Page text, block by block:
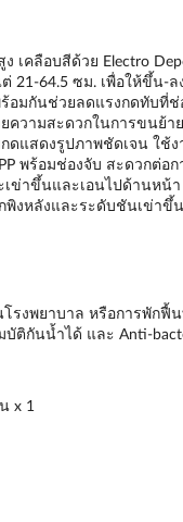
เคลือบสีด้วย Electro
21-64.5 ซม. เพื่อให้ขึ้น-
มกันช่วยลดแรงกดทับที่ช่
ยความสะดวกในการขน
ดแสดงรูปภาพชัดเจน ใช้
พร้อมช่องจับ สะดวกต่อ
ข่าขึ้นและเอนไปด้านหน้
งหลังและระดับชันเข่าขึ้
รงพยาบาล หรือการพักฟื้
ติกันนํ้าได้ และ Anti-
x 1